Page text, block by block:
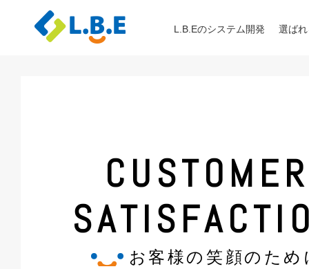
L.B.Eのシステム開発 選ば
CUSTOMER
お客様の笑顔のため